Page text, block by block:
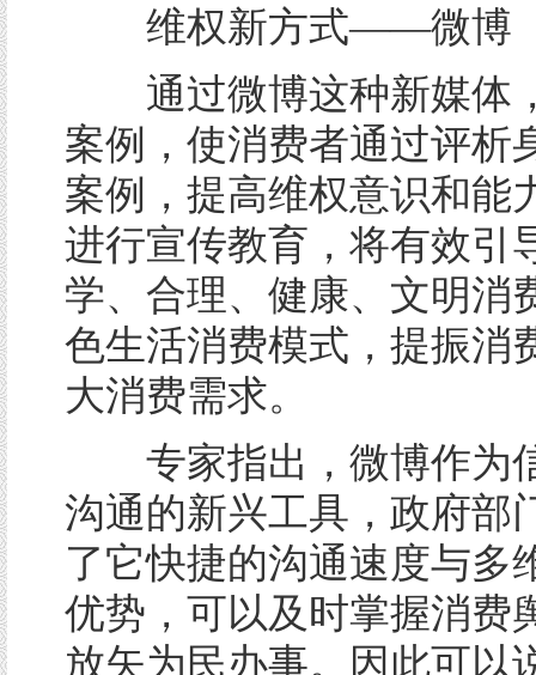
维权新方式——微博
通过微博这种新媒体
案例，使消费者通过评析
案例，提高维权意识和能
进行宣传教育，将有效引
学、合理、健康、文明消
色生活消费模式，提振消
大消费需求。
专家指出，微博作为
沟通的新兴工具，政府部
了它快捷的沟通速度与多
优势，可以及时掌握消费
放矢为民办事。因此可以